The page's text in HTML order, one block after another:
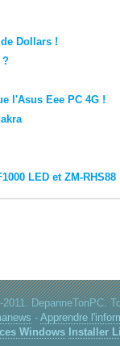
Dollars !
?
l'Asus Eee PC 4G !
LED et ZM-RHS88
DepanneTonPC.
- Apprendre
Windows Installer